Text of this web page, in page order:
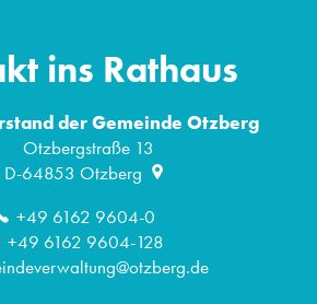
ins Rathaus
der Gemeinde Otzberg
Otzbergstraße 13
D-64853 Otzberg
+49 6162 9604-0
+49 6162 9604-128